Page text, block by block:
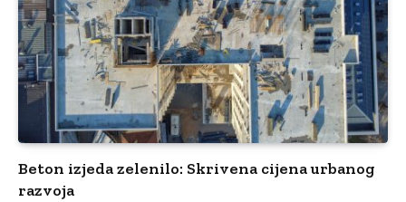
Beton izjeda zelenilo: Skrivena cijena urbanog
razvoja